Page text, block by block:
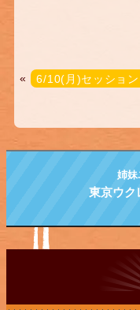
« 6/10(月)セッショ
姉妹
東京ウク